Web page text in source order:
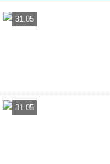
31.05
31.05